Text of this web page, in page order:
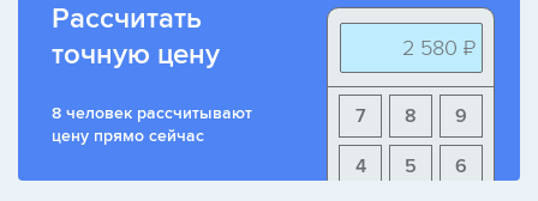
Рассчитать
точную цену
8 человек рассчитывают
цену прямо сейчас
2 580 ₽
9
8
7
6
5
4